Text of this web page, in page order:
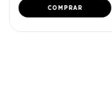
COMPRAR